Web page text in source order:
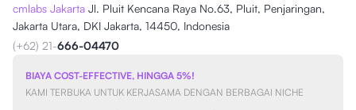
cmlabs Jakarta Jl. Pluit Kencana Raya No.63, Pluit, Penjaringan,
Jakarta Utara, DKI Jakarta, 14450, Indonesia
(+62) 21-666-04470
BIAYA COST-EFFECTIVE, HINGGA 5%!
KAMI TERBUKA UNTUK KERJASAMA DENGAN BERBAGAI NICHE